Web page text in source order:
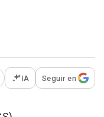
opciones para
IA Seguir en